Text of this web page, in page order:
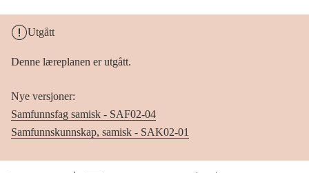
Utgått
Denne læreplanen er utgått.
Nye versjoner:
Samfunnsfag samisk - SAF02-04
Samfunnskunnskap, samisk - SAK02-01